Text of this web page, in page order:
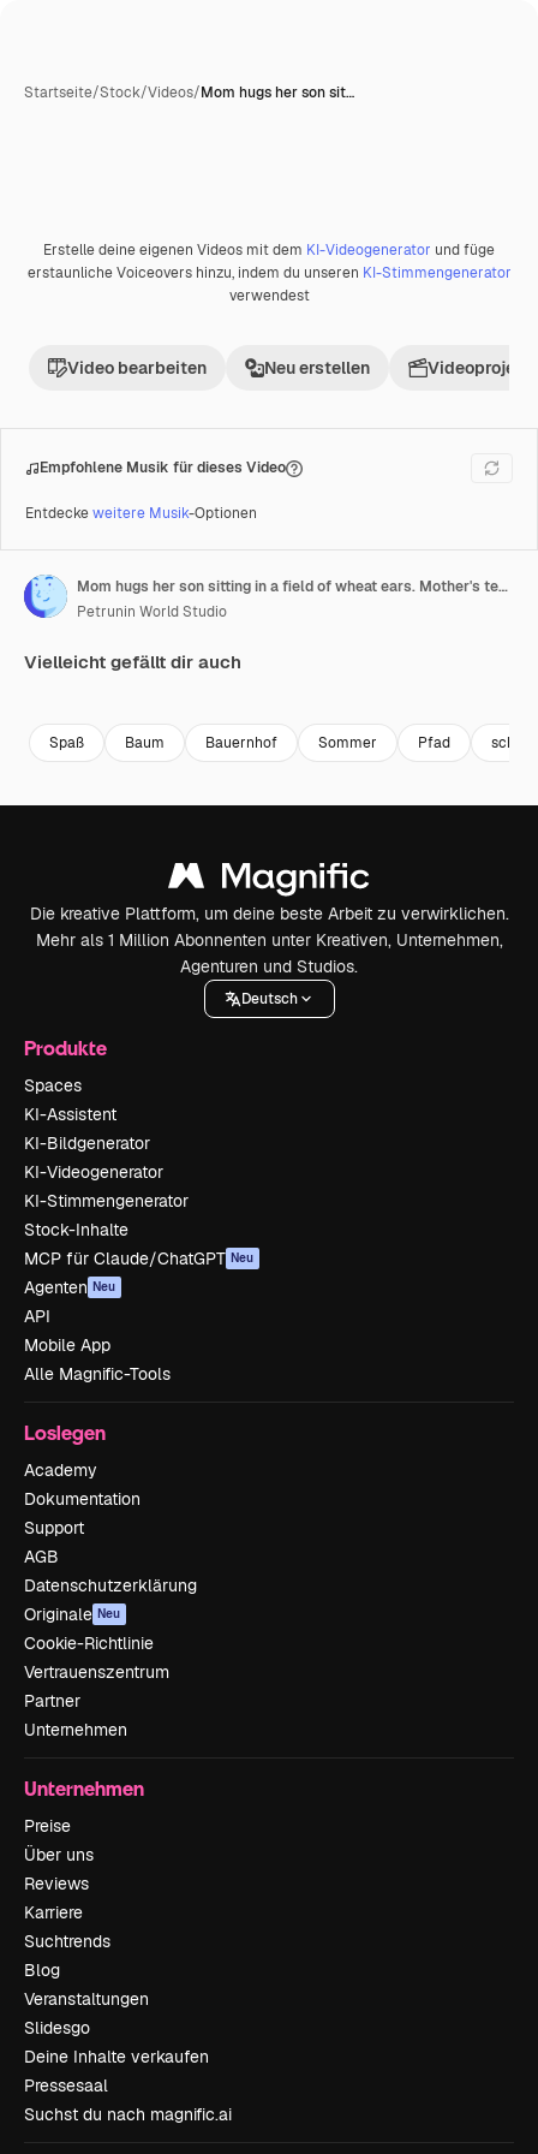
Startseite/Stock/Videos/Mom hugs her son sit…
Premium
Erstelle deine eigenen Videos mit dem KI-Videogenerator und füge
erstaunliche Voiceovers hinzu, indem du unseren KI-Stimmengenerator
verwendest
Video bearbeiten Neu erstellen Videoprojekt
Empfohlene Musik für dieses Video
Entdeckeweitere Musik-Optionen
Mom hugs her son sitting in a field of wheat ears. Mother's tender feelings and love
Petrunin World Studio
Vielleicht gefällt dir auch
Spaß Baum Bauernhof Sommer Pfad schön
Die kreative Plattform, um deine beste Arbeit zu verwirklichen.
Mehr als 1 Million Abonnenten unter Kreativen, Unternehmen,
Agenturen und Studios.
Deutsch
Produkte
Spaces
KI-Assistent
KI-Bildgenerator
KI-Videogenerator
KI-Stimmengenerator
Stock-Inhalte
MCP für Claude/ChatGPT Neu
Agenten Neu
API
Mobile App
Alle Magnific-Tools
Loslegen
Academy
Dokumentation
Support
AGB
Datenschutzerklärung
Originale Neu
Cookie-Richtlinie
Vertrauenszentrum
Partner
Unternehmen
Unternehmen
Preise
Über uns
Reviews
Karriere
Suchtrends
Blog
Veranstaltungen
Slidesgo
Deine Inhalte verkaufen
Pressesaal
Suchst du nach magnific.ai